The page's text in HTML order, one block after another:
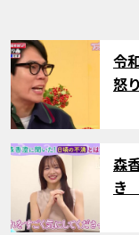
サム
令
怒
サム
森
き